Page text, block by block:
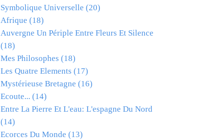
Symbolique Universelle (20)
Afrique (18)
Auvergne Un Périple Entre Fleurs Et Silence
(18)
Mes Philosophes (18)
Les Quatre Elements (17)
Mystérieuse Bretagne (16)
Ecoute... (14)
Entre La Pierre Et L'eau: L'espagne Du Nord
(14)
Ecorces Du Monde (13)